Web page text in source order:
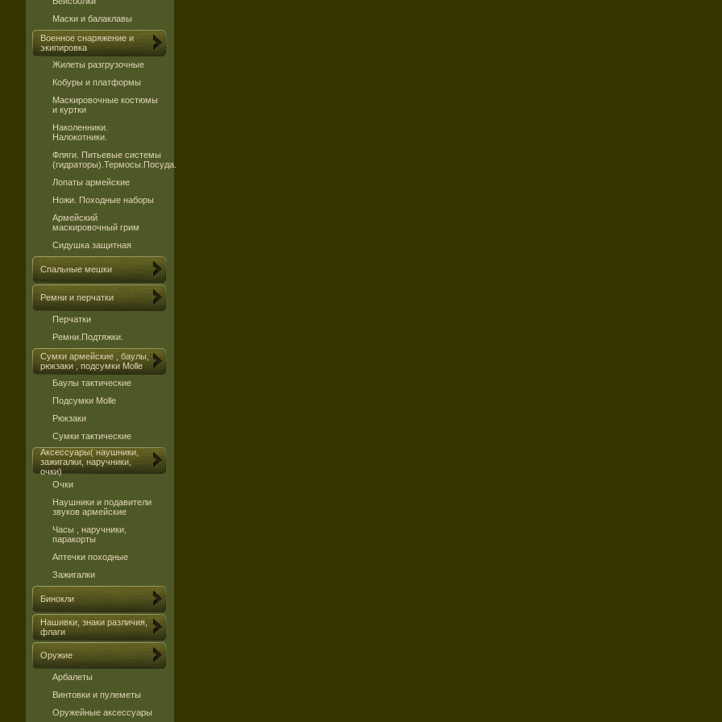
Маски и балаклавы
Военное снаряжение и
экипировка
Жилеты разгрузочные
Кобуры и платформы
Маскировочные костюмы
и куртки
Наколенники.
Налокотники.
Фляги. Питьевые системы
(гидраторы).Термосы.Посуда.
Лопаты армейские
Ножи. Походные наборы
Армейский
маскировочный грим
Сидушка защитная
Спальные мешки
Ремни и перчатки
Перчатки
Ремни.Подтяжки.
Сумки армейские , баулы,
рюкзаки , подсумки Molle
Баулы тактические
Подсумки Molle
Рюкзаки
Сумки тактические
Аксессуары( наушники,
зажигалки, наручники,
очки)
Очки
Наушники и подавители
звуков армейские
Часы , наручники,
паракорты
Аптечки походные
Зажигалки
Бинокли
Нашивки, знаки различия,
флаги
Оружие
Арбалеты
Винтовки и пулеметы
Оружейные аксессуары